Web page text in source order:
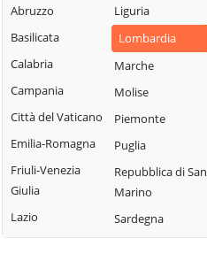
Blessagno
Blevio
Bregnano
Brenna
Brienno
Brunate
Bulgarograsso
Cabiate
Cadorago
Grandate
Grandola ed Uniti
Uniti
Griante
Guanzate
Inverigo
Abruzzo
Basilicata
Calabria
Campania
Città del Vaticano
Emilia-Romagna
Friuli-Venezia
Giulia
Lazio
Liguria
Lombardia
Marche
Molise
Piemonte
Puglia
Repubblica di San
Marino
Sardegna